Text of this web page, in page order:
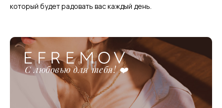
который будет радовать вас каждый день.
С любовью для тебя! ❤️